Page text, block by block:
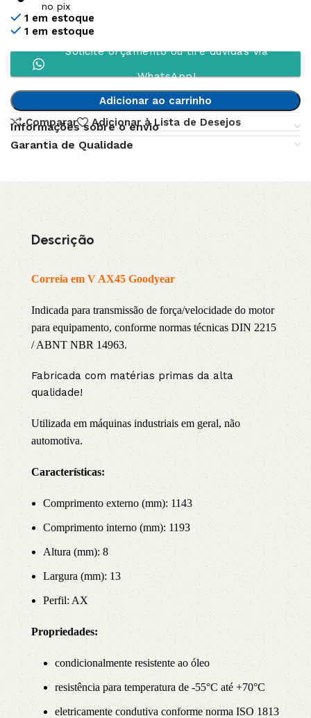
no pix
1 em estoque
1 em estoque
Solicite orçamento ou tire dúvidas via
WhatsApp!
Adicionar ao carrinho
Comparar
Adicionar à Lista de Desejos
Informações sobre o envio
Garantia de Qualidade
Descrição
Correia em V AX45 Goodyear
Indicada para transmissão de força/velocidade do motor
para equipamento, conforme normas técnicas DIN 2215
/ ABNT NBR 14963.
Fabricada com matérias primas da alta
qualidade!
Utilizada em máquinas industriais em geral, não
automotiva.
Características:
Comprimento externo (mm): 1143
Comprimento interno (mm): 1193
Altura (mm): 8
Largura (mm): 13
Perfil: AX
Propriedades:
condicionalmente resistente ao óleo
resistência para temperatura de -55°C até +70°C
eletricamente condutiva conforme norma ISO 1813